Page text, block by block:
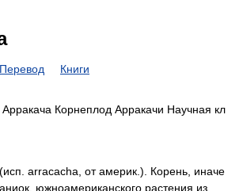
Перевод Книги
Корнеплод Арракачи Научная кл
arracacha, от америк.). Корень, иначе
южноамериканского растения из